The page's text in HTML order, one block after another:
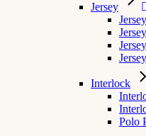
Jersey
Interlock
Polo